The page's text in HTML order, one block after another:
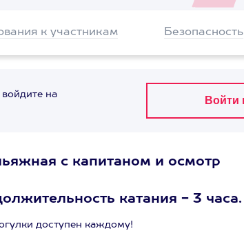
к участникам Безопасность
на
с капитаном и осмотр
катания - 3 часа.
доступен каждому!